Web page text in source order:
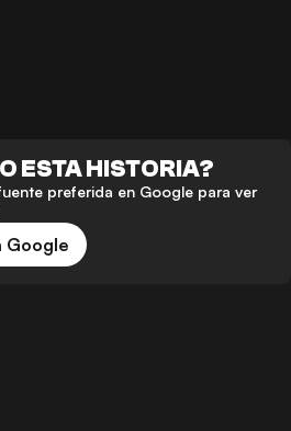
ESTA HISTORIA?
preferida en Google para ver
Google